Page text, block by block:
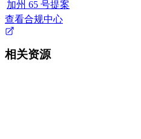
加州 65 号提案
查看合规中心
相关资源